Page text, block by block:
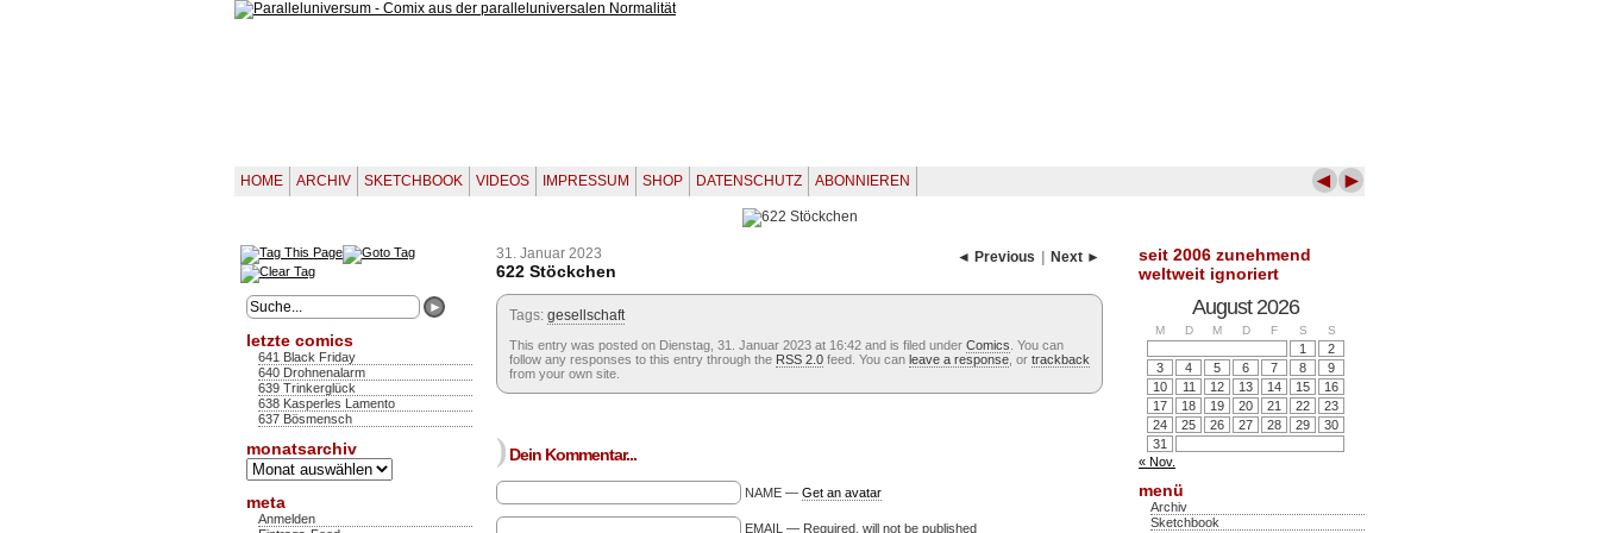
◄ ►
HOME ARCHIV SKETCHBOOK VIDEOS IMPRESSUM SHOP DATENSCHUTZ ABONNIEREN
letzte comics
641 Black Friday
640 Drohnenalarm
639 Trinkerglück
638 Kasperles Lamento
637 Bösmensch
monatsarchiv
Monatsarchiv
meta
Anmelden
◄ Previous Next ►
31. Januar 2023
622 Stöckchen
Tags: gesellschaft
This entry was posted on Dienstag, 31. Januar 2023 at 16:42 and is filed under Comics . You can
follow any responses to this entry through the RSS 2.0 feed. You can leave a response , or trackback
from your own site.
) Dein Kommentar...
NAME — Get an avatar
EMAIL — Required, will not be published
seit 2006 zunehmend
weltweit ignoriert
August 2026
M D M D F S S
1
2
3
4 5 6 7 8
9
10
11 12 13 14 15
16
17
18 19 20 21 22
23
24
25 26 27 28 29
30
31
« Nov.
menü
Archiv
Sketchbook